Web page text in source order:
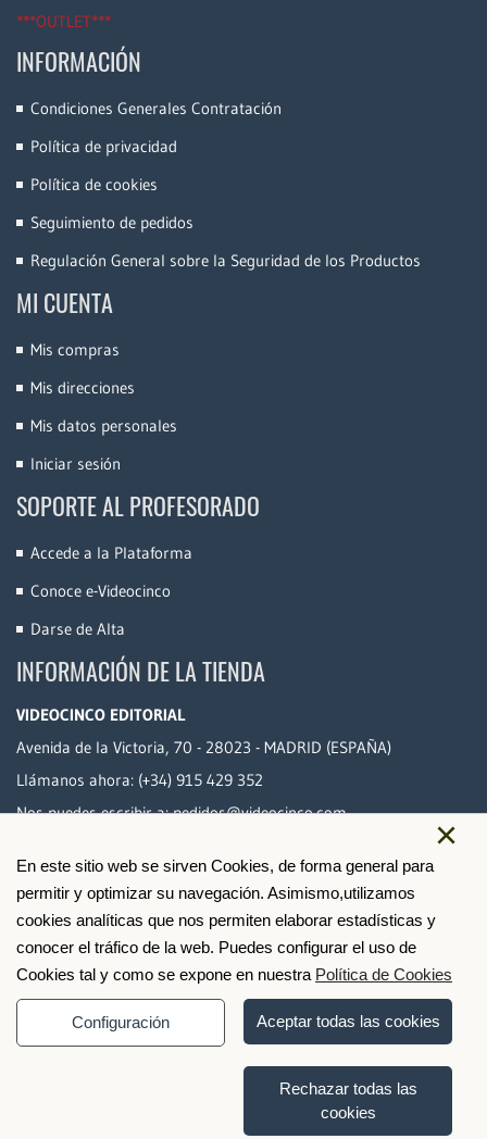
×
En este sitio web se sirven Cookies, de forma general para
permitir y optimizar su navegación. Asimismo,utilizamos
cookies analíticas que nos permiten elaborar estadísticas y
conocer el tráfico de la web. Puedes configurar el uso de
Cookies tal y como se expone en nuestra Política de Cookies
Configuración Aceptar todas las cookies
Rechazar todas las
cookies
***OUTLET***
INFORMACIÓN
Condiciones Generales Contratación
Política de privacidad
Política de cookies
Seguimiento de pedidos
Regulación General sobre la Seguridad de los Productos
MI CUENTA
Mis compras
Mis direcciones
Mis datos personales
Iniciar sesión
SOPORTE AL PROFESORADO
Accede a la Plataforma
Conoce e-Videocinco
Darse de Alta
INFORMACIÓN DE LA TIENDA
VIDEOCINCO EDITORIAL
Avenida de la Victoria, 70 - 28023 - MADRID (ESPAÑA)
Llámanos ahora: (+34) 915 429 352
Nos puedes escribir a:pedidos@videocinco.com
PAGO SEGURO